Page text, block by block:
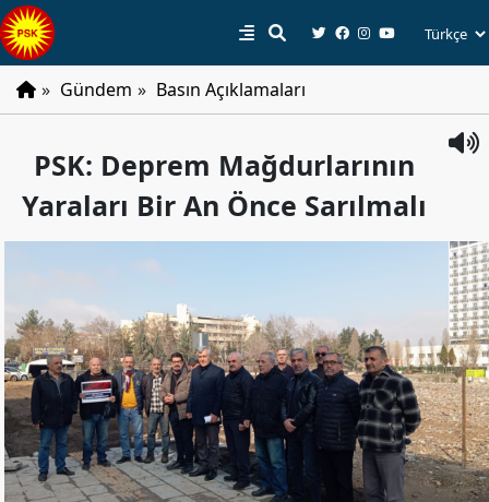
Tarihçe
Parti
YÖNETIM
Başkan
Başkan
Yardımcıları
Merkez
» Gündem » Basın Açıklamaları
PSK: Deprem Mağdurlarının
Yaraları Bir An Önce Sarılmalı